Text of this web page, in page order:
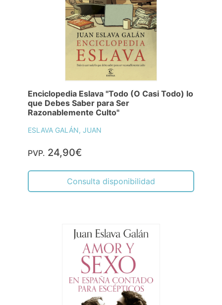
Enciclopedia Eslava "Todo (O Casi Todo) lo
que Debes Saber para Ser
Razonablemente Culto"
ESLAVA GALÁN, JUAN
PVP. 24,90€
Consulta disponibilidad